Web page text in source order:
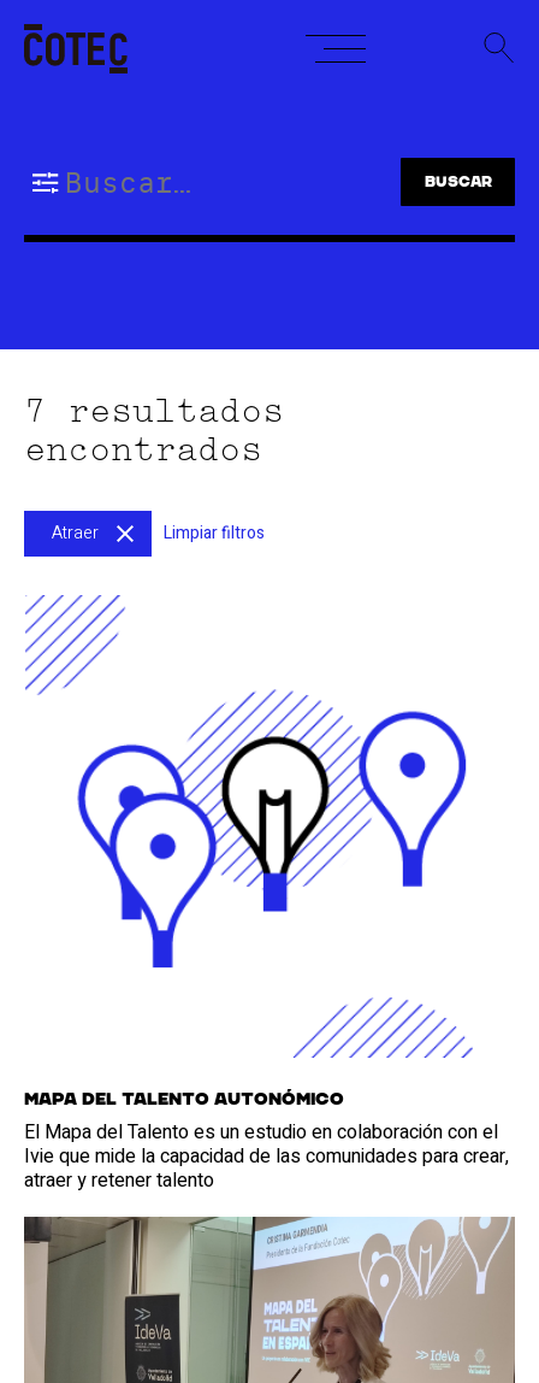
content
7 resultados
encontrados
Atraer Limpiar filtros
Mapa del Talento autonómico
El Mapa del Talento es un estudio en colaboración con el
Ivie que mide la capacidad de las comunidades para crear,
atraer y retener talento